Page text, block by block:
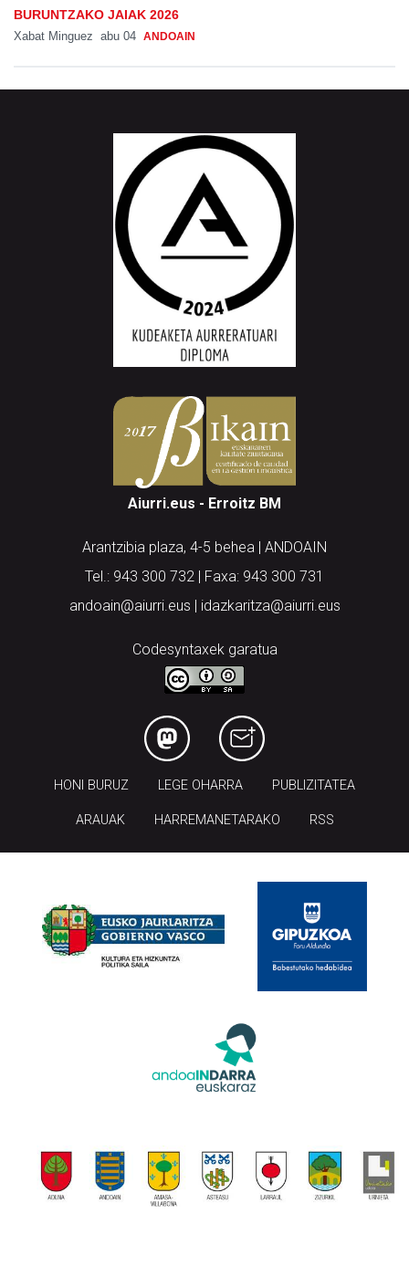
BURUNTZAKO JAIAK 2026
Xabat Minguez abu 04 ANDOAIN
Aiurri.eus - Erroitz BM
Arantzibia plaza, 4-5 behea | ANDOAIN
Tel.: 943 300 732 | Faxa: 943 300 731
andoain@aiurri.eus | idazkaritza@aiurri.eus
Codesyntaxek garatua
HONI BURUZ LEGE OHARRA PUBLIZITATEA
ARAUAK HARREMANETARAKO RSS